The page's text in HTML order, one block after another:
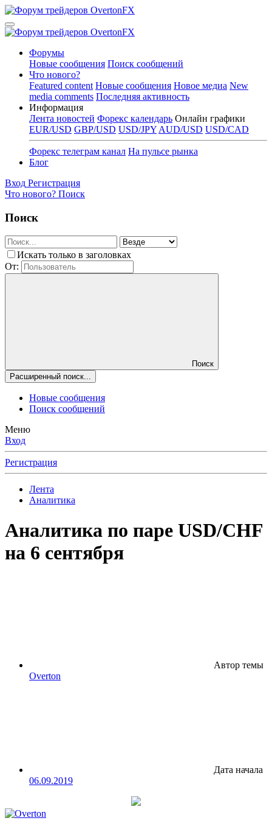
Форумы
Новые сообщения Поиск сообщений
Что нового?
Featured content Новые сообщения Новое медиа New
media comments Последняя активность
Информация
Лента новостей Форекс календарь Онлайн графики
EUR/USD GBP/USD USD/JPY AUD/USD USD/CAD
Форекс телеграм канал На пульсе рынка
Блог
Вход Регистрация
Что нового? Поиск
Поиск
Искать только в заголовках
От:
Поиск
Расширенный поиск...
Новые сообщения
Поиск сообщений
Меню
Вход
Регистрация
Лента
Аналитика
Аналитика по паре USD/CHF
на 6 сентября
Автор темы
Overton
Дата начала
06.09.2019